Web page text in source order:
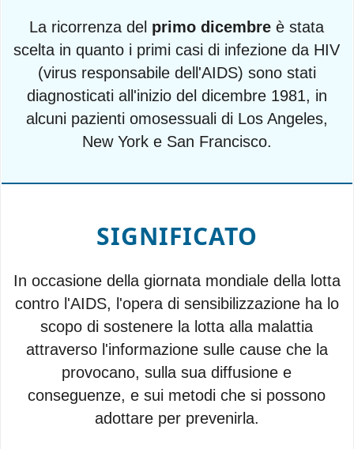
La ricorrenza del primo dicembre è stata
scelta in quanto i primi casi di infezione da HIV
(virus responsabile dell'AIDS) sono stati
diagnosticati all'inizio del dicembre 1981, in
alcuni pazienti omosessuali di Los Angeles,
New York e San Francisco.
SIGNIFICATO
In occasione della giornata mondiale della lotta
contro l'AIDS, l'opera di sensibilizzazione ha lo
scopo di sostenere la lotta alla malattia
attraverso l'informazione sulle cause che la
provocano, sulla sua diffusione e
conseguenze, e sui metodi che si possono
adottare per prevenirla.